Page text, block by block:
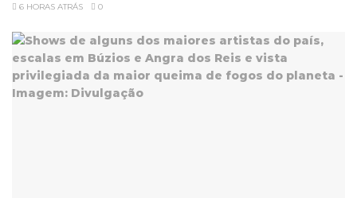
6 HORAS ATRÁS 0